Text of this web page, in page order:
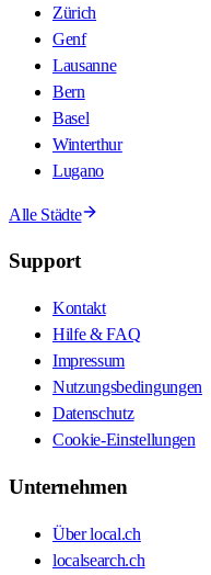
Zürich
Genf
Lausanne
Bern
Basel
Winterthur
Lugano
Alle Städte
Support
Kontakt
Hilfe & FAQ
Impressum
Nutzungsbedingungen
Datenschutz
Cookie-Einstellungen
Unternehmen
Über local.ch
localsearch.ch